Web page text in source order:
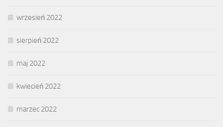
wrzesień 2022
sierpień 2022
maj 2022
kwiecień 2022
marzec 2022